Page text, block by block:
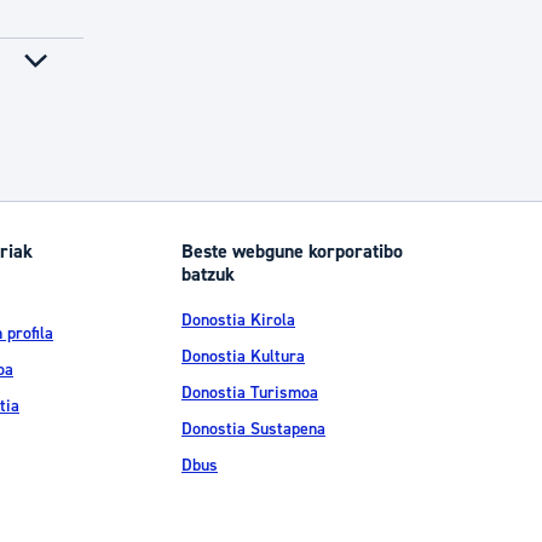
profila
Beste webgune korporatibo
batzuk
Donostia Kirola
Donostia Kultura
Donostia Turismoa
Donostia Sustapena
Dbus